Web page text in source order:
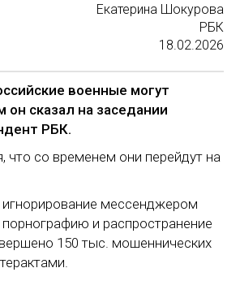
Ека­тери­на Шо­куро­ва
РБК
18.02.2026
военные могут
сказал на заседании
РБК.
со временем они перейдут на
игнорирование мессенджером
и распространение
150 тыс. мошеннических